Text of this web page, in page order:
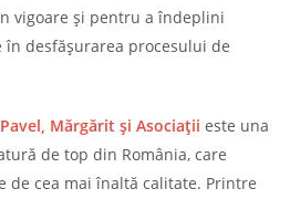
vigoare și pentru a îndeplini
desfășurarea procesului de
Pavel, Mărgărit și Asociații este una
de top din România, care
de cea mai înaltă calitate. Printre